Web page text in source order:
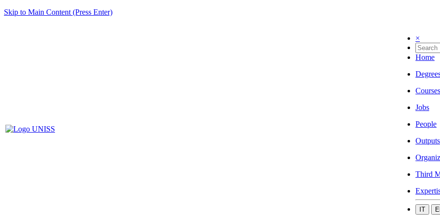
Skip to Main Content (Press Enter)
×
Home
Courses
Jobs
People
Outputs
Third
IT